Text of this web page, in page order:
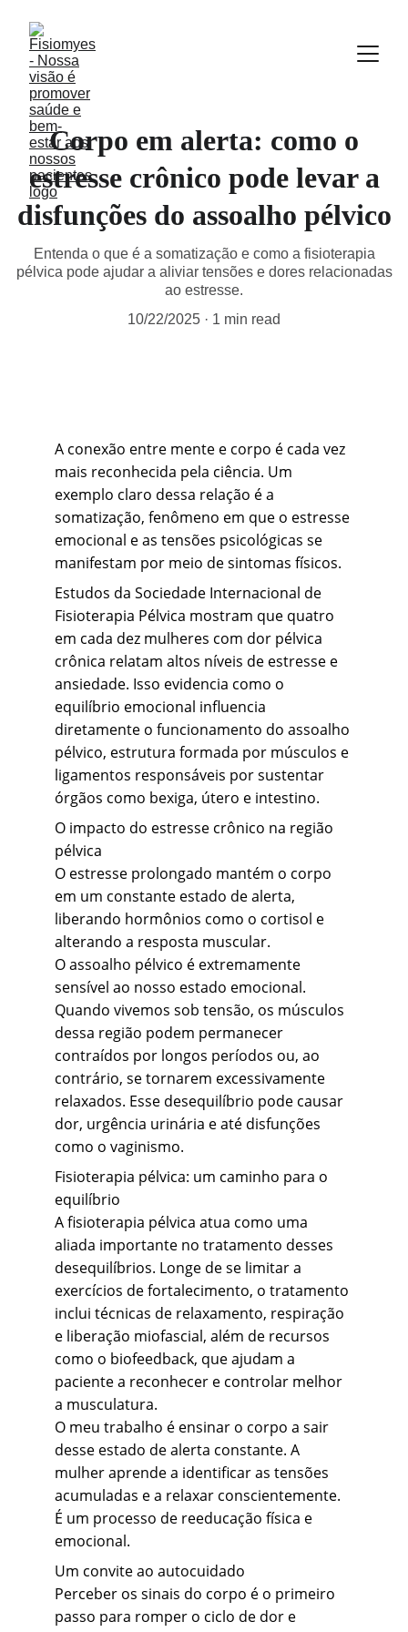
Corpo em alerta: como o
estresse crônico pode levar a
disfunções do assoalho pélvico
Entenda o que é a somatização e como a fisioterapia
pélvica pode ajudar a aliviar tensões e dores relacionadas
ao estresse.
10/22/2025
1 min read
A conexão entre mente e corpo é cada vez
mais reconhecida pela ciência. Um
exemplo claro dessa relação é a
somatização, fenômeno em que o estresse
emocional e as tensões psicológicas se
manifestam por meio de sintomas físicos.
Estudos da Sociedade Internacional de
Fisioterapia Pélvica mostram que quatro
em cada dez mulheres com dor pélvica
crônica relatam altos níveis de estresse e
ansiedade. Isso evidencia como o
equilíbrio emocional influencia
diretamente o funcionamento do assoalho
pélvico, estrutura formada por músculos e
ligamentos responsáveis por sustentar
órgãos como bexiga, útero e intestino.
O impacto do estresse crônico na região
pélvica
O estresse prolongado mantém o corpo
em um constante estado de alerta,
liberando hormônios como o cortisol e
alterando a resposta muscular.
O assoalho pélvico é extremamente
sensível ao nosso estado emocional.
Quando vivemos sob tensão, os músculos
dessa região podem permanecer
contraídos por longos períodos ou, ao
contrário, se tornarem excessivamente
relaxados. Esse desequilíbrio pode causar
dor, urgência urinária e até disfunções
como o vaginismo.
Fisioterapia pélvica: um caminho para o
equilíbrio
A fisioterapia pélvica atua como uma
aliada importante no tratamento desses
desequilíbrios. Longe de se limitar a
exercícios de fortalecimento, o tratamento
inclui técnicas de relaxamento, respiração
e liberação miofascial, além de recursos
como o biofeedback, que ajudam a
paciente a reconhecer e controlar melhor
a musculatura.
O meu trabalho é ensinar o corpo a sair
desse estado de alerta constante. A
mulher aprende a identificar as tensões
acumuladas e a relaxar conscientemente.
É um processo de reeducação física e
emocional.
Um convite ao autocuidado
Perceber os sinais do corpo é o primeiro
passo para romper o ciclo de dor e